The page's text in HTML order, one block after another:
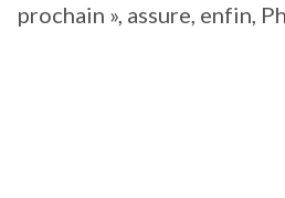
prochain », assure, enfin,